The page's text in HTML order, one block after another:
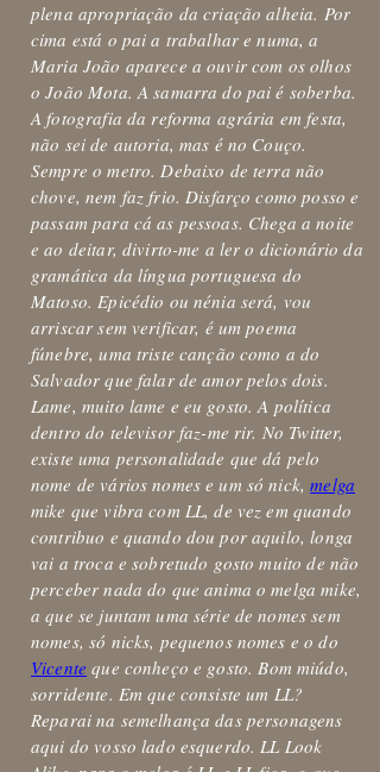
plena apropriação da criação alheia. Por
cima está o pai a trabalhar e numa, a
Maria João aparece a ouvir com os olhos
o João Mota. A samarra do pai é soberba.
A fotografia da reforma agrária em festa,
não sei de autoria, mas é no Couço.
Sempre o metro. Debaixo de terra não
chove, nem faz frio. Disfarço como posso e
passam para cá as pessoas. Chega a noite
e ao deitar, divirto-me a ler o dicionário da
gramática da língua portuguesa do
Matoso. Epicédio ou nénia será, vou
arriscar sem verificar, é um poema
fúnebre, uma triste canção como a do
Salvador que falar de amor pelos dois.
Lame, muito lame e eu gosto. A política
dentro do televisor faz-me rir. No Twitter,
existe uma personalidade que dá pelo
nome de vários nomes e um só nick,melga
mike que vibra com LL, de vez em quando
contribuo e quando dou por aquilo, longa
vai a troca e sobretudo gosto muito de não
perceber nada do que anima o melga mike,
a que se juntam uma série de nomes sem
nomes, só nicks, pequenos nomes e o do
Vicente que conheço e gosto. Bom miúdo,
sorridente. Em que consiste um LL?
Reparai na semelhança das personagens
aqui do vosso lado esquerdo. LL Look